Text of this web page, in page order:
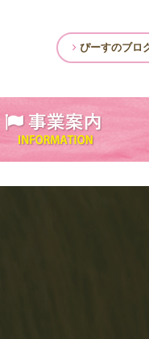
ぴーすのブロ